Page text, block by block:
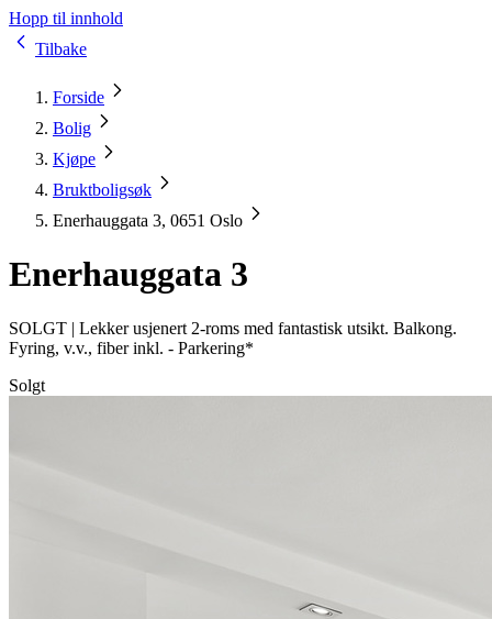
Hopp til innhold
Tilbake
Forside
Bolig
Kjøpe
Bruktboligsøk
Enerhauggata 3, 0651 Oslo
Enerhauggata 3
SOLGT | Lekker usjenert 2-roms med fantastisk utsikt. Balkong.
Fyring, v.v., fiber inkl. - Parkering*
Solgt